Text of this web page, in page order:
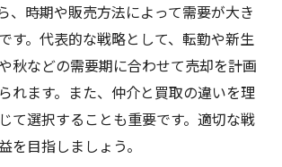
、時期や販売方法によって需要が大き
す。代表的な戦略として、転勤や新生
秋などの需要期に合わせて売却を計画
れます。また、仲介と買取の違いを理
て選択することも重要です。適切な戦
を目指しましょう。